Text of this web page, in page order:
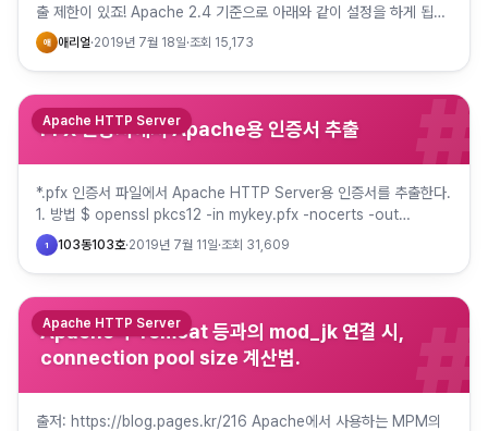
출 제한이 있죠! Apache 2.4 기준으로 아래와 같이 설정을 하게 됩니
다. * 설정 파일 : conf/extr…
애 애리얼·2019년 7월 18일·조회 15,173
PFX 인증서에서 Apache용 인증서 추출 #
Apache HTTP Server
*.pfx 인증서 파일에서 Apache HTTP Server용 인증서를 추출한다.
1. 방법 $ openssl pkcs12 -in mykey.pfx -nocerts -out
mykey.key $ o…
1 103동103호·2019년 7월 11일·조회 31,609
Apache와 Tomcat 등과의 mod_jk 연결 시,
connection pool size 계산법.
#
Apache HTTP Server
출저: https://blog.pages.kr/216 Apache에서 사용하는 MPM의